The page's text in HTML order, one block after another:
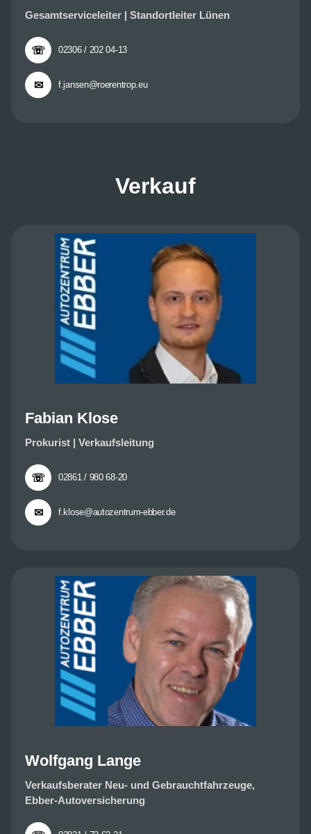
Gesamtserviceleiter | Standortleiter Lünen
☏ 02306 / 202 04-13
✉ f.jansen@roerentrop.eu
Verkauf
Fabian Klose
Prokurist | Verkaufsleitung
☏ 02861 / 980 68-20
✉ f.klose@autozentrum-ebber.de
Wolfgang Lange
Verkaufsberater Neu- und Gebrauchtfahrzeuge,
Ebber-Autoversicherung